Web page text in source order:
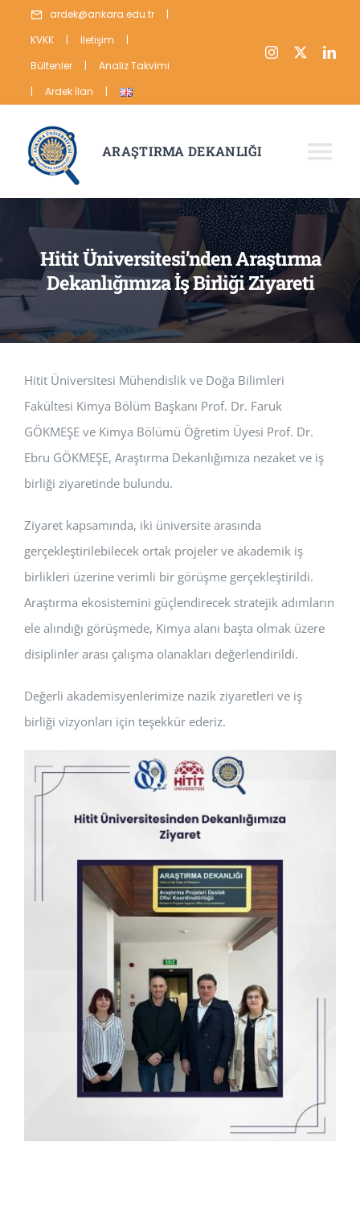
content
ardek@ankara.edu.tr
|
KVKK
| İletişim
|
Bültenler
|
Analiz Takvimi
|
Ardek İlan |
ARAŞTIRMA DEKANLIĞI
HAKKIMIZDA
ARAŞTIRMA
YAYIN
HİZMETLER
Hitit Üniversitesi’nden Araştırma
Dekanlığımıza İş Birliği Ziyareti
Hitit Üniversitesi Mühendislik ve Doğa Bilimleri
Fakültesi Kimya Bölüm Başkanı Prof. Dr. Faruk
GÖKMEŞE ve Kimya Bölümü Öğretim Üyesi Prof. Dr.
Ebru GÖKMEŞE, Araştırma Dekanlığımıza nezaket ve iş
birliği ziyaretinde bulundu.
Ziyaret kapsamında, iki üniversite arasında
gerçekleştirilebilecek ortak projeler ve akademik iş
birlikleri üzerine verimli bir görüşme gerçekleştirildi.
Araştırma ekosistemini güçlendirecek stratejik adımların
ele alındığı görüşmede, Kimya alanı başta olmak üzere
disiplinler arası çalışma olanakları değerlendirildi.
Değerli akademisyenlerimize nazik ziyaretleri ve iş
birliği vizyonları için teşekkür ederiz.